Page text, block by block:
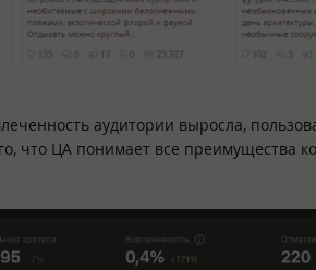
аудитории выросла,
что ЦА понимает все преимущества